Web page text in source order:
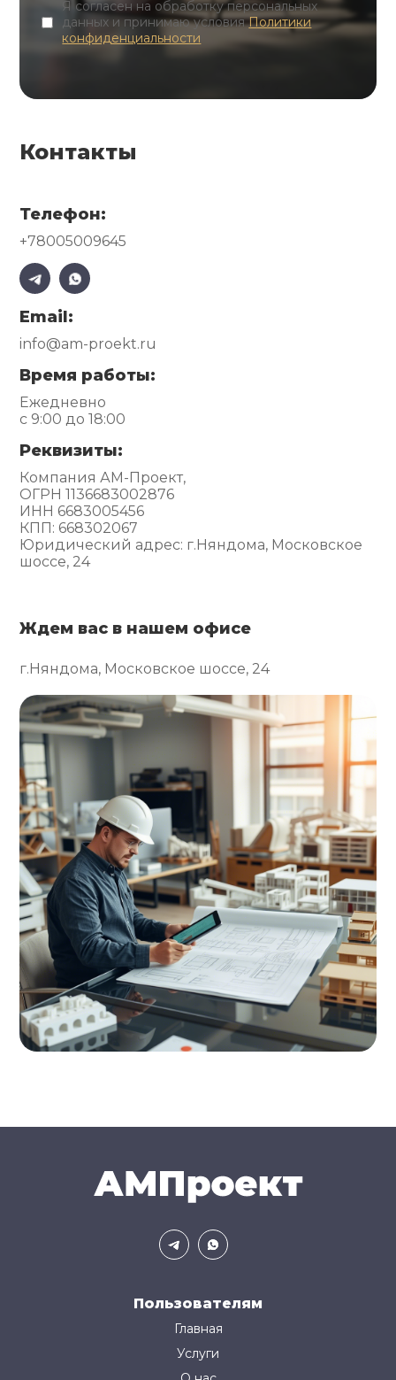
Я согласен на обработку персональных
данных и принимаю условияПолитики
конфиденциальности
Контакты
Телефон:
+78005009645
Email:
info@am-proekt.ru
Время работы:
Ежедневно
с 9:00 до 18:00
Реквизиты:
Компания АМ-Проект,
ОГРН 1136683002876
ИНН 6683005456
КПП: 668302067
Юридический адрес: г.Няндома, Московское
шоссе, 24
Ждем вас в нашем офисе
г.Няндома, Московское шоссе, 24
Пользователям
Главная
Услуги